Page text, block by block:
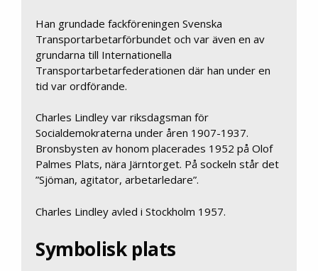
Han grundade fackföreningen Svenska
Transportarbetarförbundet och var även en av
grundarna till Internationella
Transportarbetarfederationen där han under en
tid var ordförande.
Charles Lindley var riksdagsman för
Socialdemokraterna under åren 1907-1937.
Bronsbysten av honom placerades 1952 på Olof
Palmes Plats, nära Järntorget. På sockeln står det
”Sjöman, agitator, arbetarledare”.
Charles Lindley avled i Stockholm 1957.
Symbolisk plats